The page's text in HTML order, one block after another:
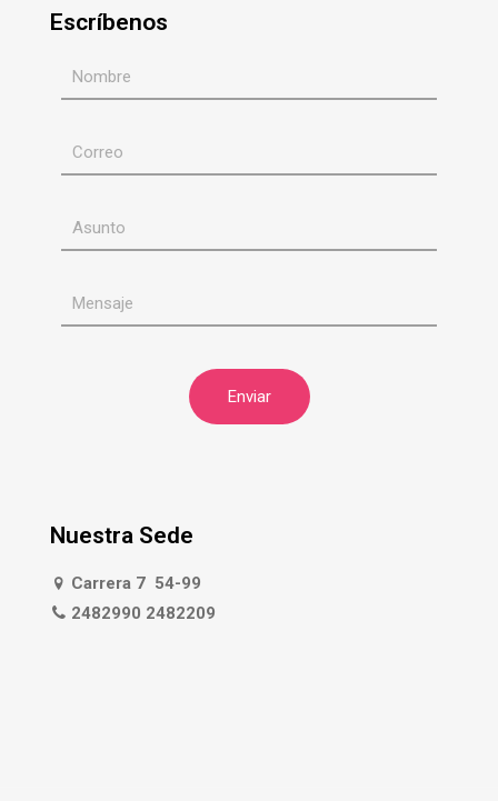
Escríbenos
Nuestra Sede
Carrera 7 54-99
2482990 2482209